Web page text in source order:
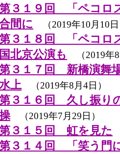
３１９回 「ペコロ
間に （2019年10月10
３１８回 「ペコロ
国北京公演も
（2019年
３１７回 新橋演舞
上 （2019年8月4日）
３１６回 久し振り
（2019年7月29日）
３１５回 虹を見た
３１４回 「笑う門